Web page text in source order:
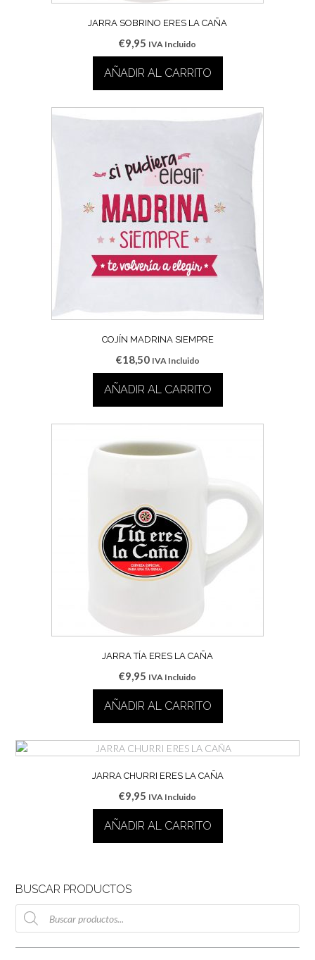
JARRA SOBRINO ERES LA CAÑA
€9,95 IVA Incluido
AÑADIR AL CARRITO
COJÍN MADRINA SIEMPRE
€18,50 IVA Incluido
AÑADIR AL CARRITO
JARRA TÍA ERES LA CAÑA
€9,95 IVA Incluido
AÑADIR AL CARRITO
JARRA CHURRI ERES LA CAÑA
€9,95 IVA Incluido
AÑADIR AL CARRITO
BUSCAR PRODUCTOS
Búsqueda
de
productos